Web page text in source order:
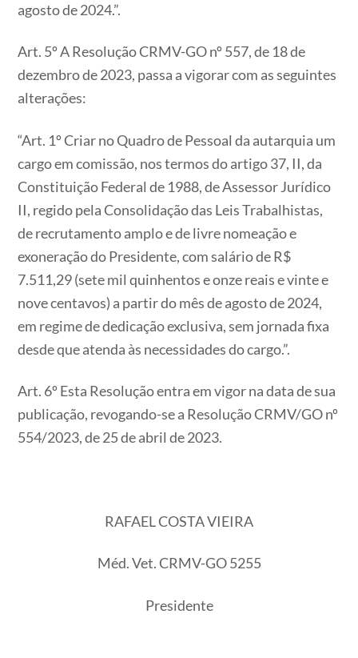
agosto de 2024.”.
Art. 5º A Resolução CRMV-GO nº 557, de 18 de
dezembro de 2023, passa a vigorar com as seguintes
alterações:
“Art. 1º Criar no Quadro de Pessoal da autarquia um
cargo em comissão, nos termos do artigo 37, II, da
Constituição Federal de 1988, de Assessor Jurídico
II, regido pela Consolidação das Leis Trabalhistas,
de recrutamento amplo e de livre nomeação e
exoneração do Presidente, com salário de R$
7.511,29 (sete mil quinhentos e onze reais e vinte e
nove centavos) a partir do mês de agosto de 2024,
em regime de dedicação exclusiva, sem jornada fixa
desde que atenda às necessidades do cargo.”.
Art. 6º Esta Resolução entra em vigor na data de sua
publicação, revogando-se a Resolução CRMV/GO nº
554/2023, de 25 de abril de 2023.
RAFAEL COSTA VIEIRA
Méd. Vet. CRMV-GO 5255
Presidente